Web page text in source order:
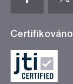
Certifikováno